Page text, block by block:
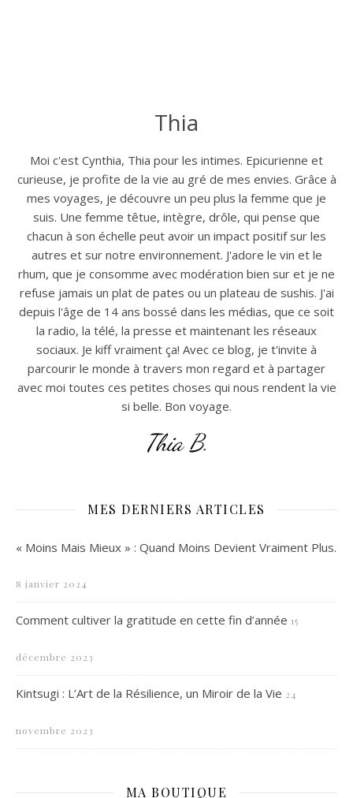
Thia
Moi c'est Cynthia, Thia pour les intimes. Epicurienne et
curieuse, je profite de la vie au gré de mes envies. Grâce à
mes voyages, je découvre un peu plus la femme que je
suis. Une femme têtue, intègre, drôle, qui pense que
chacun à son échelle peut avoir un impact positif sur les
autres et sur notre environnement. J'adore le vin et le
rhum, que je consomme avec modération bien sur et je ne
refuse jamais un plat de pates ou un plateau de sushis. J'ai
depuis l'âge de 14 ans bossé dans les médias, que ce soit
la radio, la télé, la presse et maintenant les réseaux
sociaux. Je kiff vraiment ça! Avec ce blog, je t'invite à
parcourir le monde à travers mon regard et à partager
avec moi toutes ces petites choses qui nous rendent la vie
si belle. Bon voyage.
Thia B.
MES DERNIERS ARTICLES
« Moins Mais Mieux » : Quand Moins Devient Vraiment Plus.
8 janvier 2024
Comment cultiver la gratitude en cette fin d’année 15
décembre 2023
Kintsugi : L’Art de la Résilience, un Miroir de la Vie 24
novembre 2023
MA BOUTIQUE